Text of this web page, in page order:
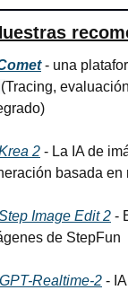
- una
Tracing,
2 - La IA de
basada en
Image Edit 2 -
de StepFun
GPT-Realtime-2 -